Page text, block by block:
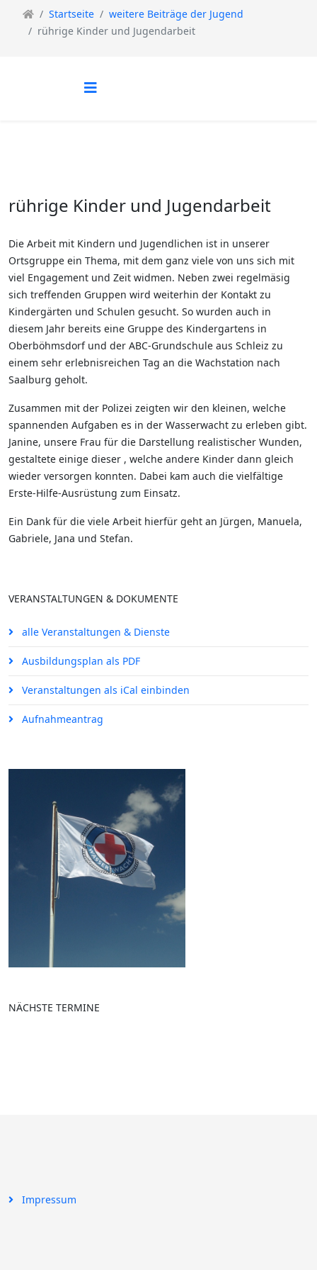
Startseite
weitere Beiträge der Jugend
rührige Kinder und Jugendarbeit
rührige Kinder und Jugendarbeit
Die Arbeit mit Kindern und Jugendlichen ist in unserer
Ortsgruppe ein Thema, mit dem ganz viele von uns sich mit
viel Engagement und Zeit widmen. Neben zwei regelmäsig
sich treffenden Gruppen wird weiterhin der Kontakt zu
Kindergärten und Schulen gesucht. So wurden auch in
diesem Jahr bereits eine Gruppe des Kindergartens in
Oberböhmsdorf und der ABC-Grundschule aus Schleiz zu
einem sehr erlebnisreichen Tag an die Wachstation nach
Saalburg geholt.
Zusammen mit der Polizei zeigten wir den kleinen, welche
spannenden Aufgaben es in der Wasserwacht zu erleben gibt.
Janine, unsere Frau für die Darstellung realistischer Wunden,
gestaltete einige dieser , welche andere Kinder dann gleich
wieder versorgen konnten. Dabei kam auch die vielfältige
Erste-Hilfe-Ausrüstung zum Einsatz.
Ein Dank für die viele Arbeit hierfür geht an Jürgen, Manuela,
Gabriele, Jana und Stefan.
VERANSTALTUNGEN & DOKUMENTE
alle Veranstaltungen & Dienste
Ausbildungsplan als PDF
Veranstaltungen als iCal einbinden
Aufnahmeantrag
NÄCHSTE TERMINE
Impressum